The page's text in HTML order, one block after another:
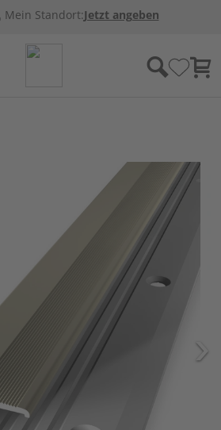
Mein Standort:Jetzt angeben